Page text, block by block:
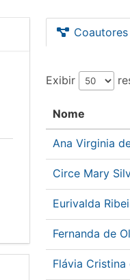
Coautores
Exibir
Nome
Ana Virginia
Circe Mary
Eurivalda
Fernanda de
Flávia Cristina